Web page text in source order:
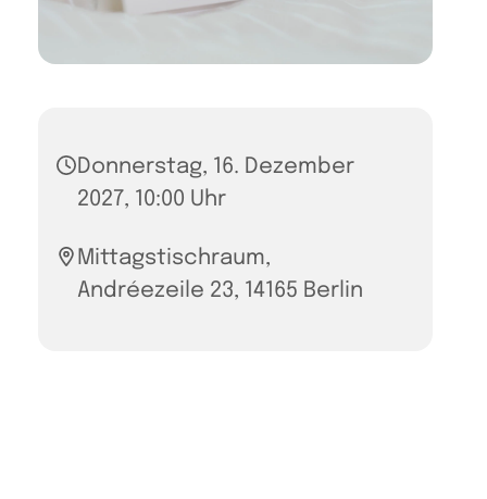
Donnerstag, 16. Dezember
2027, 10:00 Uhr
Mittagstischraum,
Andréezeile 23, 14165 Berlin